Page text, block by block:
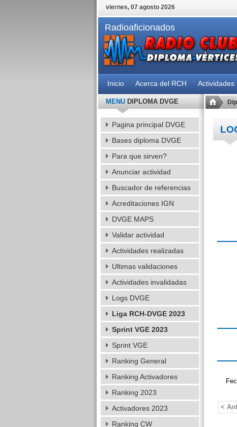
viernes, 07 agosto 2026
Radioaficionados
Inicio Acerca del RCH Actividades
<
MENUDIPLOMA DVGE
Pagina principal DVGE
Bases diploma DVGE
Para que sirven?
Anunciar actividad
Buscador de referencias
Acreditaciones IGN
DVGE MAPS
Validar actividad
Actividades realizadas
Ultimas validaciones
Actividades invalidadas
Logs DVGE
Liga RCH-DVGE 2023
Sprint VGE 2023
Sprint VGE
Ranking General
Ranking Activadores
Ranking 2023
Activadores 2023
Ranking CW